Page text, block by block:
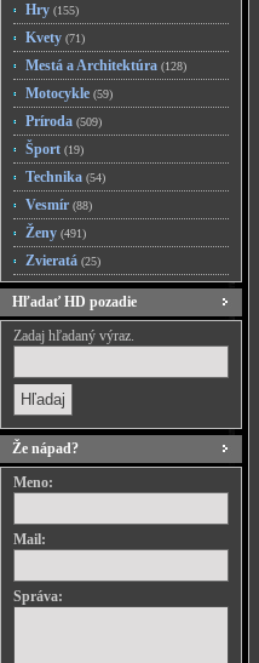
Hry (155)
Kvety (71)
Mestá a Architektúra (128)
Motocykle (59)
Príroda (509)
Šport (19)
Technika (54)
Vesmír (88)
Ženy (491)
Zvieratá (25)
Hľadať HD pozadie
Zadaj hľadaný výraz.
Že nápad?
Meno:
Mail:
Správa: